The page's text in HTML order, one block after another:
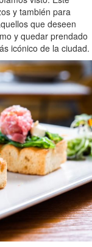
y también para
que deseen
y quedar prendado
icónico de la ciudad.